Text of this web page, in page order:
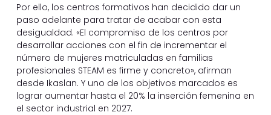
Por ello, los centros formativos han decidido dar un
paso adelante para tratar de acabar con esta
desigualdad. «El compromiso de los centros por
desarrollar acciones con el fin de incrementar el
número de mujeres matriculadas en familias
profesionales STEAM es firme y concreto», afirman
desde Ikaslan. Y uno de los objetivos marcados es
lograr aumentar hasta el 20% la inserción femenina en
el sector industrial en 2027.